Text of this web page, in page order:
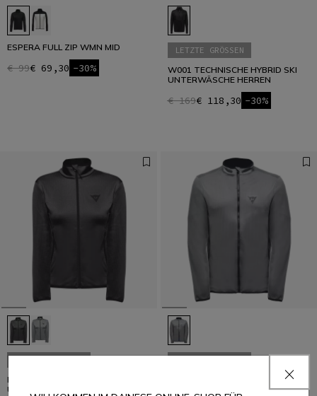
ESPERA FULL ZIP WMN MID
€ 99€ 69,30 -30%
LETZTE GRÖSSEN
W001 TECHNISCHE HYBRID SKI
UNTERWÄSCHE HERREN
€ 169€ 118,30 -30%
ESSENTIAL TECHNISCHE SKI
UNTERWÄSCHE DAMEN
ESSENTIAL TECHNISCHE SKI
UNTERWÄSCHE HERREN